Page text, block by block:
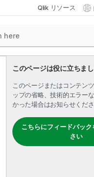
Qlik リソース
このページは役に立ちま
このページまたはコンテン
ップの省略、技術的エラー
かった場合はお知らせくださ
こちらにフィードバッ
さい